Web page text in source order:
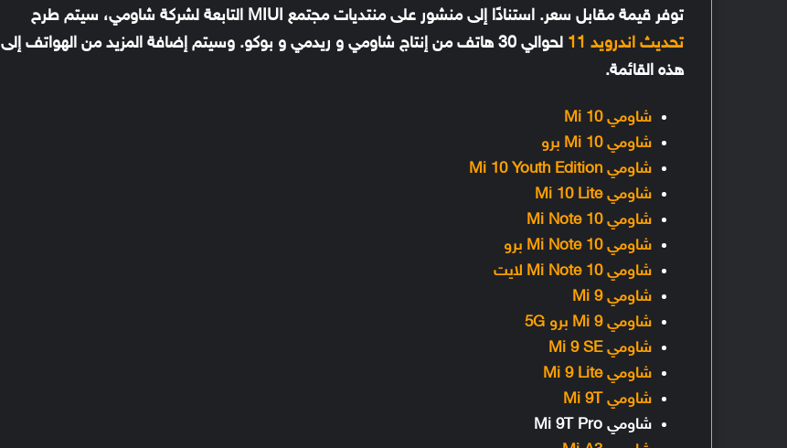
توفر قيمة مقابل سعر. استنادًا إلى منشور على منتديات مجتمع MIUI التابعة لشركة شاومي، سيتم طرح
تحديث اندرويد 11
لحوالي 30 هاتف من إنتاج شاومي و ريدمي و بوكو. وسيتم إضافة المزيد من الهواتف إلى
هذه القائمة.
شاومي Mi 10
شاومي Mi 10 برو
شاومي Mi 10 Youth Edition
شاومي Mi 10 Lite
شاومي Mi Note 10
شاومي Mi Note 10 برو
شاومي Mi Note 10 لايت
شاومي Mi 9
شاومي Mi 9 برو 5G
شاومي Mi 9 SE
شاومي Mi 9 Lite
شاومي Mi 9T
شاومي Mi 9T Pro